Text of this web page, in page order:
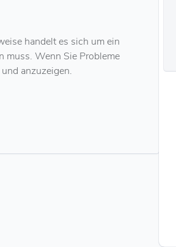
handelt es sich um ein
muss. Wenn Sie Probleme
anzuzeigen.